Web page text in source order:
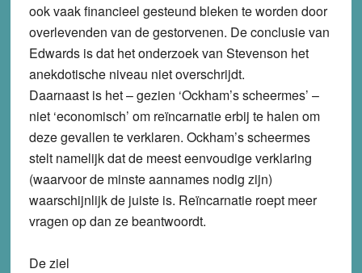
ook vaak financieel gesteund bleken te worden door
overlevenden van de gestorvenen. De conclusie van
Edwards is dat het onderzoek van Stevenson het
anekdotische niveau niet overschrijdt.
Daarnaast is het – gezien ‘Ockham’s scheermes’ –
niet ‘economisch’ om reïncarnatie erbij te halen om
deze gevallen te verklaren. Ockham’s scheermes
stelt namelijk dat de meest eenvoudige verklaring
(waarvoor de minste aannames nodig zijn)
waarschijnlijk de juiste is. Reïncarnatie roept meer
vragen op dan ze beantwoordt.
De ziel